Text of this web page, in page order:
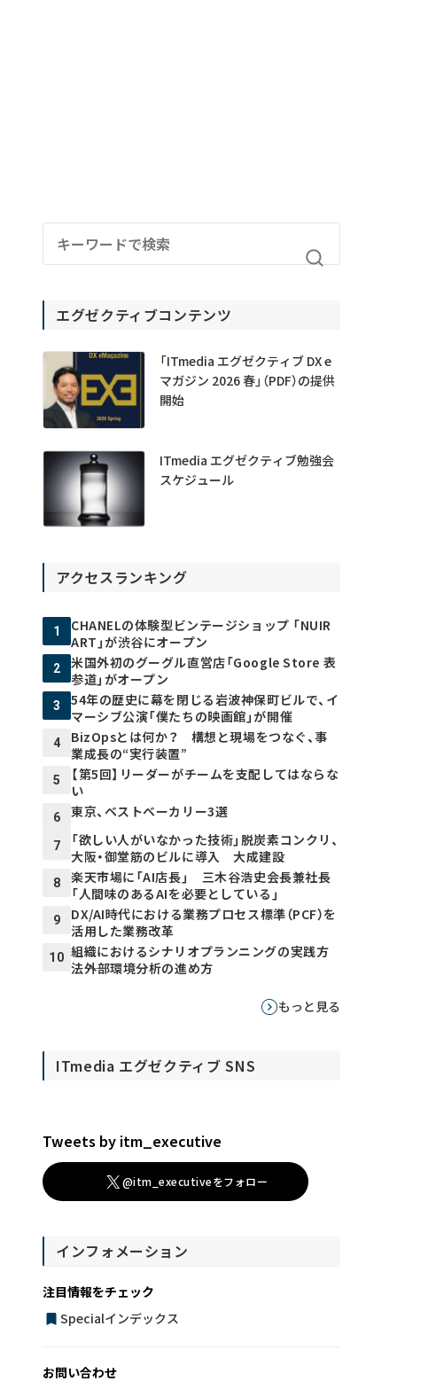
エグゼクティブコンテンツ
「ITmedia エグゼクティブ DX e
マガジン 2026 春」（PDF）の提供
開始
ITmedia エグゼクティブ勉強会
スケジュール
アクセスランキング
1
CHANELの体験型ビンテージショップ 「NUIR
ART」が渋谷にオープン
2
米国外初のグーグル直営店「Google Store 表
参道」がオープン
3
54年の歴史に幕を閉じる岩波神保町ビルで、イ
マーシブ公演「僕たちの映画館」が開催
4
BizOpsとは何か？ 構想と現場をつなぐ、事
業成長の“実行装置”
5
【第5回】リーダーがチームを支配してはならな
い
6 東京、ベストベーカリー3選
7
「欲しい人がいなかった技術」脱炭素コンクリ、
大阪・御堂筋のビルに導入 大成建設
8
楽天市場に「AI店長」 三木谷浩史会長兼社長
「人間味のあるAIを必要としている」
9
DX/AI時代における業務プロセス標準（PCF）を
活用した業務改革
10 組織におけるシナリオプランニングの実践方
法――外部環境分析の進め方
もっと見る
ITmedia エグゼクティブ SNS
Tweets by itm_executive
@itm_executiveをフォロー
インフォメーション
注目情報をチェック
Specialインデックス
お問い合わせ